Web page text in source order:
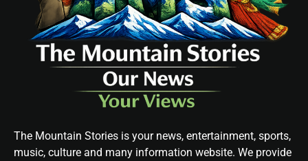
The Mountain Stories is your news, entertainment, sports,
music, culture and many information website. We provide